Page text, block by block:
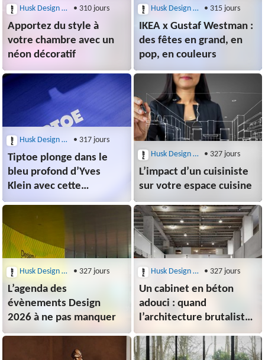
Husk Design Blog • 310 jours
Apportez du style à
votre chambre avec un
néon décoratif
Husk Design Blog • 315 jours
IKEA x Gustaf Westman :
des fêtes en grand, en
pop, en couleurs
Husk Design Blog • 317 jours
Tiptoe plonge dans le
bleu profond d’Yves
Klein avec cette
collection unique
et originale
Husk Design Blog • 327 jours
L’impact d’un cuisiniste
sur votre espace cuisine
Husk Design Blog • 327 jours
L’agenda des
évènements Design
2026 à ne pas manquer
Husk Design Blog • 327 jours
Un cabinet en béton
adouci : quand
l’architecture brutaliste
devient textile